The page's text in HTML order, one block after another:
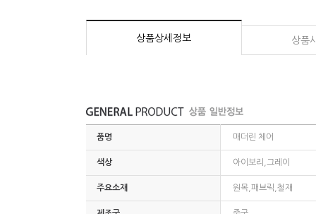
상품상세정보 상품
품명 매더린 체어
색상 아이보리,그레이
주요소재 원목,패브릭,철재